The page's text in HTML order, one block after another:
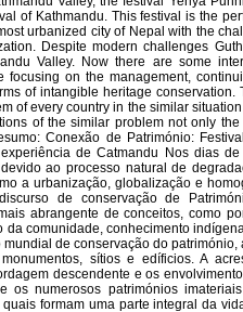
of Kathmandu. This festival is the
urbanized city of Nepal with the
Despite modern challenges
Valley. Now there are some
on the management,
of intangible heritage conservation.
of every country in the similar
of the similar problem not only
Conexão de Património:
de Catmandu Nos dias
ao processo natural de
a urbanização, globalização e
de conservação de
abrangente de conceitos, como
comunidade, conhecimento
de conservação do
sítios e edíficios. A
descendente e os
os numerosos patrimónios
formam uma parte integral da